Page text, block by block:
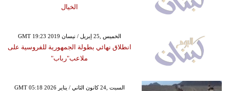
الخيال
GMT 19:23 2019 الخميس ,25 إبريل / نيسان
انطلاق نهائي بطولة الجمهورية للفروسية على
ملاعب"رباب"
GMT 05:18 2026 السبت ,24 كانون الثاني / يناير